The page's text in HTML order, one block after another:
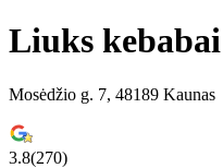
Liuks kebabai
Mosėdžio g. 7, 48189 Kaunas
3.8(270)